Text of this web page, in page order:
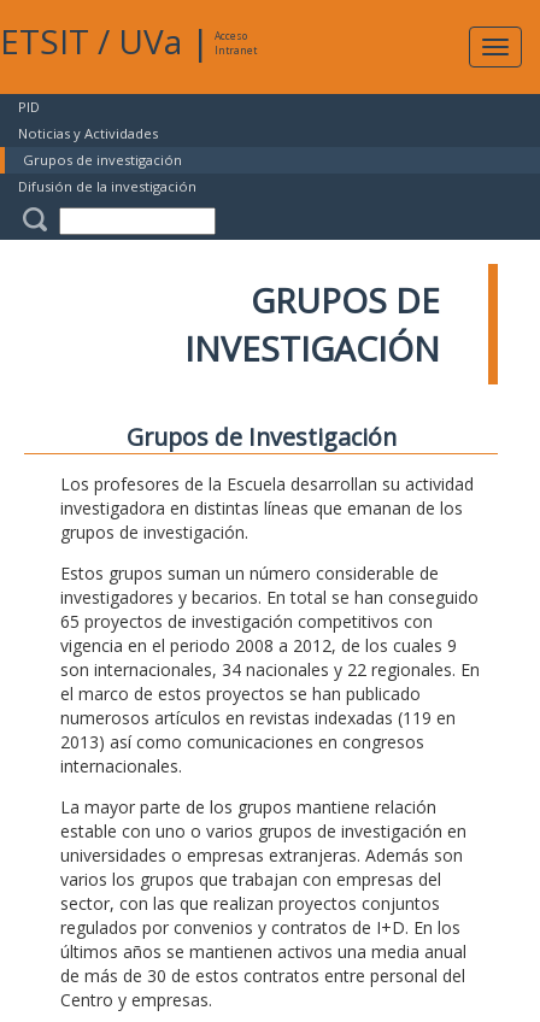
ETSIT / UVa |
Acceso
Intranet
PID
Noticias y Actividades
Grupos de investigación
Difusión de la investigación
GRUPOS DE
INVESTIGACIÓN
Grupos de Investigación
Los profesores de la Escuela desarrollan su actividad
investigadora en distintas líneas que emanan de los
grupos de investigación.
Estos grupos suman un número considerable de
investigadores y becarios. En total se han conseguido
65 proyectos de investigación competitivos con
vigencia en el periodo 2008 a 2012, de los cuales 9
son internacionales, 34 nacionales y 22 regionales. En
el marco de estos proyectos se han publicado
numerosos artículos en revistas indexadas (119 en
2013) así como comunicaciones en congresos
internacionales.
La mayor parte de los grupos mantiene relación
estable con uno o varios grupos de investigación en
universidades o empresas extranjeras. Además son
varios los grupos que trabajan con empresas del
sector, con las que realizan proyectos conjuntos
regulados por convenios y contratos de I+D. En los
últimos años se mantienen activos una media anual
de más de 30 de estos contratos entre personal del
Centro y empresas.